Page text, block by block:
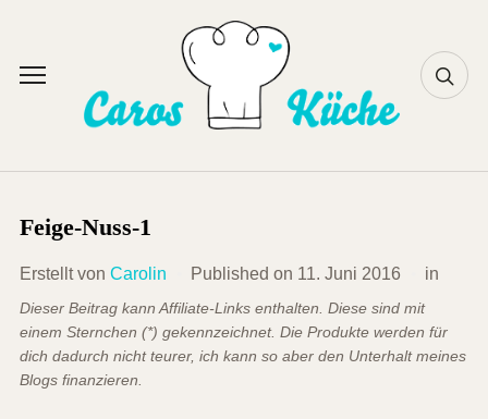
content
Toggle
Feige-Nuss-1
Erstellt von Carolin Published on 11. Juni 2016 in
Dieser Beitrag kann Affiliate-Links enthalten. Diese sind mit
einem Sternchen (*) gekennzeichnet. Die Produkte werden für
dich dadurch nicht teurer, ich kann so aber den Unterhalt meines
Blogs finanzieren.